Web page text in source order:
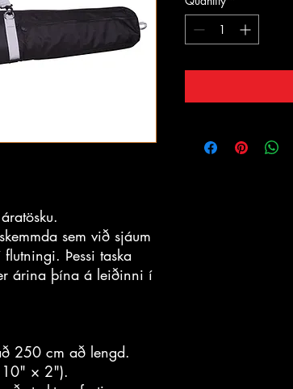
sem við sjáum
Þessi taska
árina þína á leiðinni í
250 cm að lengd.
× 2").